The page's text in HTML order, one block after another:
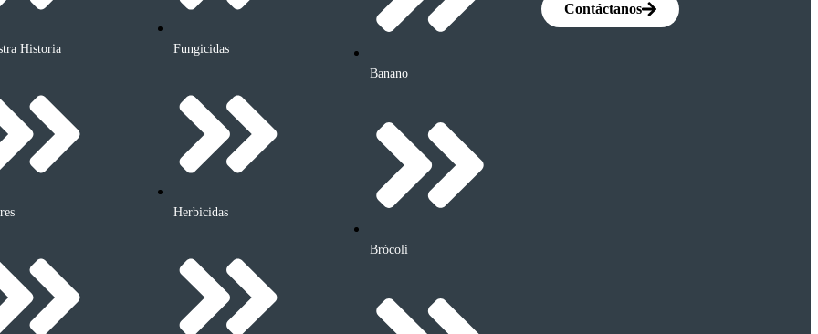
Historia Fungicidas
Herbicidas
Banano
Brócoli
Contáctanos